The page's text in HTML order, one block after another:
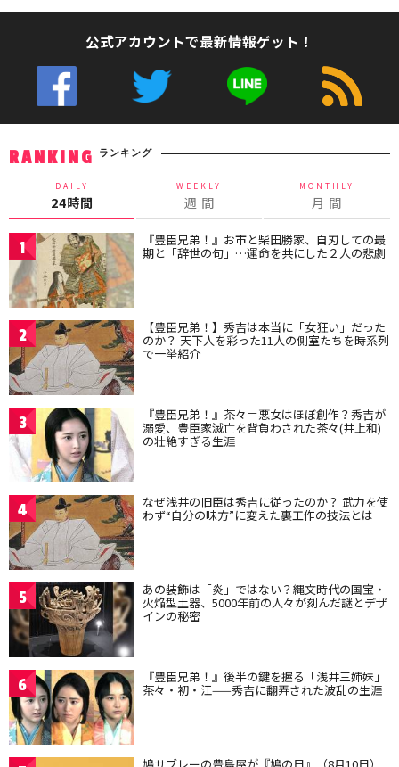
公式アカウントで最新情報ゲット！
RANKING ランキング
DAILY
24時間
WEEKLY
週 間
MONTHLY
月 間
1 『豊臣兄弟！』お市と柴田勝家、自刃しての最
期と「辞世の句」…運命を共にした２人の悲劇
2 【豊臣兄弟！】秀吉は本当に「女狂い」だった
のか？ 天下人を彩った11人の側室たちを時系列
で一挙紹介
3 『豊臣兄弟！』茶々＝悪女はほぼ創作？秀吉が
溺愛、豊臣家滅亡を背負わされた茶々(井上和)
の壮絶すぎる生涯
4 なぜ浅井の旧臣は秀吉に従ったのか？ 武力を使
わず“自分の味方”に変えた裏工作の技法とは
5 あの装飾は「炎」ではない？縄文時代の国宝・
火焔型土器、5000年前の人々が刻んだ謎とデザ
インの秘密
6 『豊臣兄弟！』後半の鍵を握る「浅井三姉妹」
茶々・初・江——秀吉に翻弄された波乱の生涯
鳩サブレーの豊島屋が『鳩の日』（8月10日）